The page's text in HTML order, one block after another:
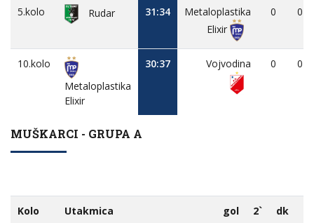
5.kolo Rudar 31:34
Metaloplastika
Elixir
0 0
10.kolo
Metaloplastika
Elixir
30:37 Vojvodina 0 0
MUŠKARCI - GRUPA A
Kolo Utakmica gol 2` dk